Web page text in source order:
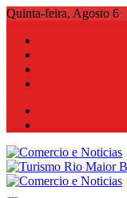
Skip
content
Quinta-feira, Agosto 6
Comercio e Noticias
Notícias e Publicidade